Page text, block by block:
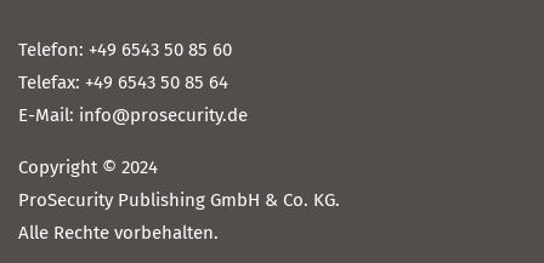
Telefon: +49 6543 50 85 60
Telefax: +49 6543 50 85 64
E-Mail: info@prosecurity.de
Copyright © 2024
ProSecurity Publishing GmbH & Co. KG.
Alle Rechte vorbehalten.